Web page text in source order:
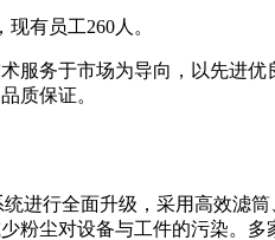
有员工260人。
服务于市场为导向，以先进
质保证。
进行全面升级，采用高效滤
粉尘对设备与工件的污染。